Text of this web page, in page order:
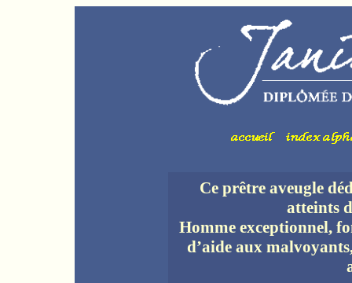
Ce prêtre aveugle
atteints
Homme exceptionnel,
d’aide aux